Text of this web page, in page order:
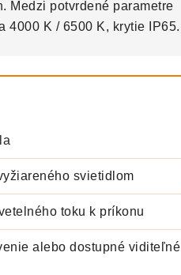
Medzi potvrdené parametre
4000 K / 6500 K, krytie IP65.
svietidlom
toku k príkonu
alebo dostupné viditeľné